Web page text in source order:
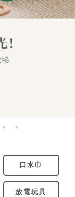
口水巾
放電玩具